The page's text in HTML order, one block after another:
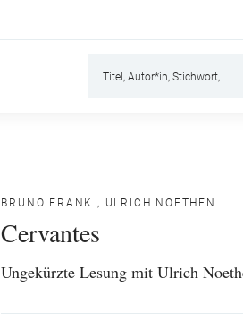
BRUNO FRANK , ULRICH NOETHEN
Cervantes
Ungekürzte Lesung mit Ulrich